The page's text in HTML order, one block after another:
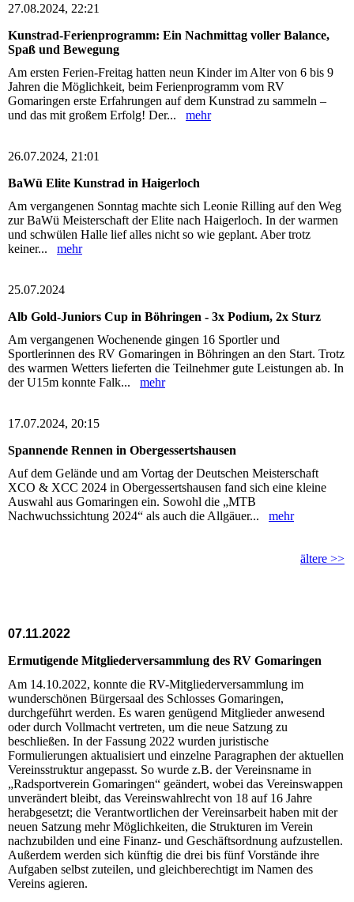
27.08.2024, 22:21
Kunstrad-Ferienprogramm: Ein Nachmittag voller Balance,
Spaß und Bewegung
Am ersten Ferien-Freitag hatten neun Kinder im Alter von 6 bis 9
Jahren die Möglichkeit, beim Ferienprogramm vom RV
Gomaringen erste Erfahrungen auf dem Kunstrad zu sammeln –
und das mit großem Erfolg! Der... mehr
26.07.2024, 21:01
BaWü Elite Kunstrad in Haigerloch
Am vergangenen Sonntag machte sich Leonie Rilling auf den Weg
zur BaWü Meisterschaft der Elite nach Haigerloch. In der warmen
und schwülen Halle lief alles nicht so wie geplant. Aber trotz
keiner... mehr
25.07.2024
Alb Gold-Juniors Cup in Böhringen - 3x Podium, 2x Sturz
Am vergangenen Wochenende gingen 16 Sportler und
Sportlerinnen des RV Gomaringen in Böhringen an den Start. Trotz
des warmen Wetters lieferten die Teilnehmer gute Leistungen ab. In
der U15m konnte Falk... mehr
17.07.2024, 20:15
Spannende Rennen in Obergessertshausen
Auf dem Gelände und am Vortag der Deutschen Meisterschaft
XCO & XCC 2024 in Obergessertshausen fand sich eine kleine
Auswahl aus Gomaringen ein. Sowohl die „MTB
Nachwuchssichtung 2024“ als auch die Allgäuer... mehr
ältere >>
07.11.2022
Ermutigende Mitgliederversammlung des RV Gomaringen
Am 14.10.2022, konnte die RV-Mitgliederversammlung im
wunderschönen Bürgersaal des Schlosses Gomaringen,
durchgeführt werden. Es waren genügend Mitglieder anwesend
oder durch Vollmacht vertreten, um die neue Satzung zu
beschließen. In der Fassung 2022 wurden juristische
Formulierungen aktualisiert und einzelne Paragraphen der aktuellen
Vereinsstruktur angepasst. So wurde z.B. der Vereinsname in
„Radsportverein Gomaringen“ geändert, wobei das Vereinswappen
unverändert bleibt, das Vereinswahlrecht von 18 auf 16 Jahre
herabgesetzt; die Verantwortlichen der Vereinsarbeit haben mit der
neuen Satzung mehr Möglichkeiten, die Strukturen im Verein
nachzubilden und eine Finanz- und Geschäftsordnung aufzustellen.
Außerdem werden sich künftig die drei bis fünf Vorstände ihre
Aufgaben selbst zuteilen, und gleichberechtigt im Namen des
Vereins agieren.